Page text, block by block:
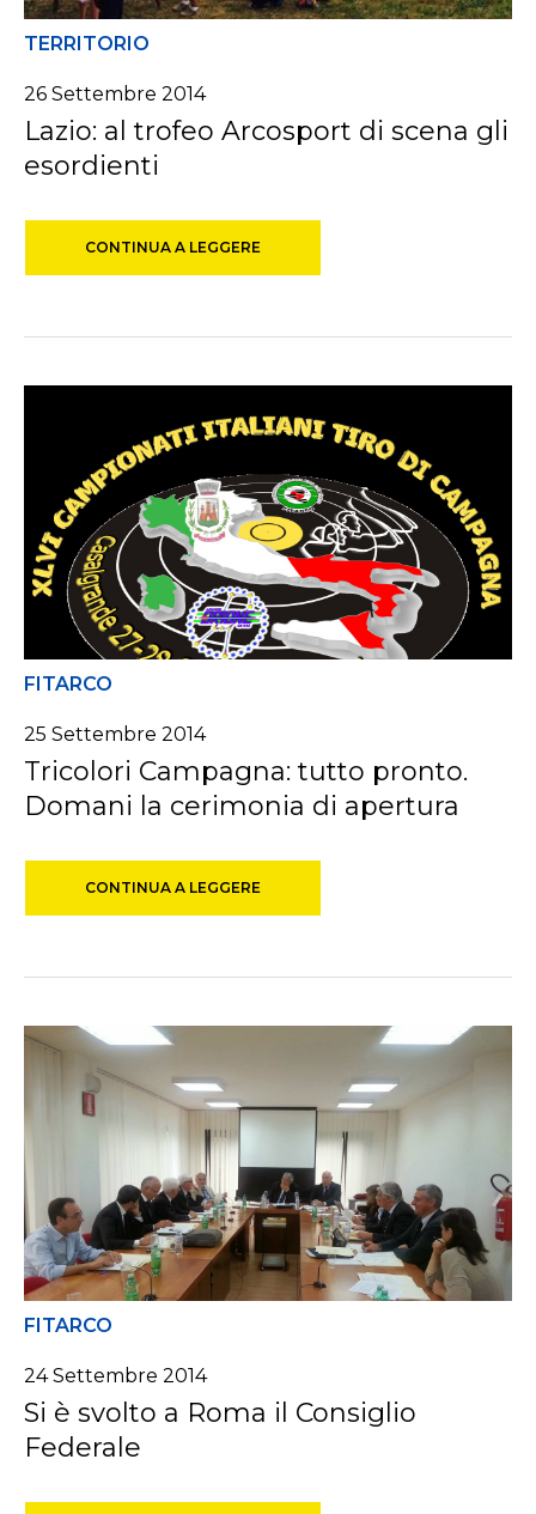
TERRITORIO
26 Settembre 2014
Lazio: al trofeo Arcosport di scena gli
esordienti
CONTINUA A LEGGERE
FITARCO
25 Settembre 2014
Tricolori Campagna: tutto pronto.
Domani la cerimonia di apertura
CONTINUA A LEGGERE
FITARCO
24 Settembre 2014
Si è svolto a Roma il Consiglio
Federale